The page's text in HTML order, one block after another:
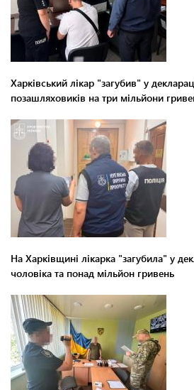
Харківський лікар "загубив" у
позашляховиків на три мільйони
На Харківщині лікарка "загубила" у
чоловіка та понад мільйон гривень